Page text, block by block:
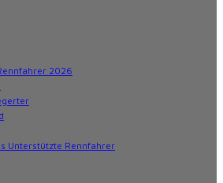
2026
Unterstützte Rennfahrer